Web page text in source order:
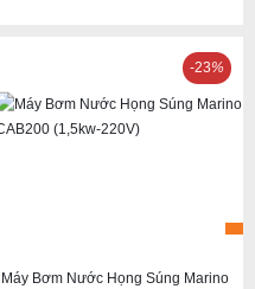
Máy Bơm Nước Họng Súng Marino
-23%